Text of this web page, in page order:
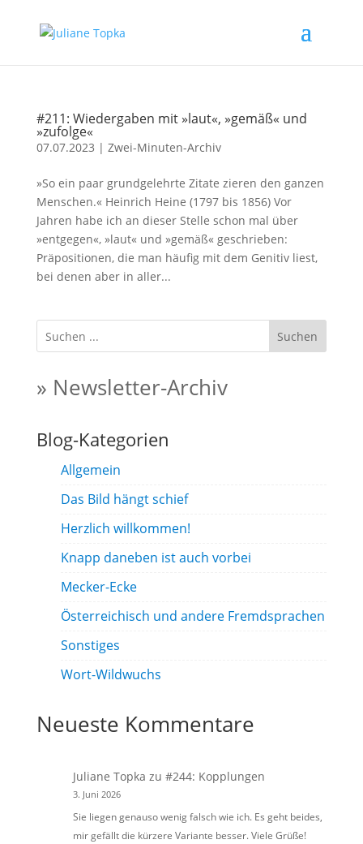
#211: Wiedergaben mit »laut«, »gemäß« und
»zufolge«
07.07.2023 | Zwei-Minuten-Archiv
»So ein paar grundgelehrte Zitate zieren den ganzen
Menschen.« Heinrich Heine (1797 bis 1856) Vor
Jahren habe ich an dieser Stelle schon mal über
»entgegen«, »laut« und »gemäß« geschrieben:
Präpositionen, die man häufig mit dem Genitiv liest,
bei denen aber in aller...
Suchen
» Newsletter-Archiv
Blog-Kategorien
Allgemein
Das Bild hängt schief
Herzlich willkommen!
Knapp daneben ist auch vorbei
Mecker-Ecke
Österreichisch und andere Fremdsprachen
Sonstiges
Wort-Wildwuchs
Neueste Kommentare
Juliane Topka zu#244: Kopplungen
3. Juni 2026
Sie liegen genauso wenig falsch wie ich. Es geht beides,
mir gefällt die kürzere Variante besser. Viele Grüße!